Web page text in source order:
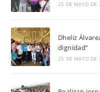
25 DE MAYO DE
Dheliz
dignidad”
25 DE MAYO DE